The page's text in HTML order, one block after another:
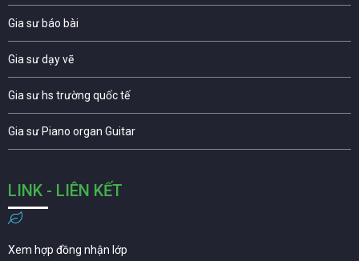
Gia sư báo bài
Gia sư dạy vẽ
Gia sư hs trường quốc tế
Gia sư Piano organ Guitar
LINK - LIÊN KẾT
Xem hợp đồng nhận lớp